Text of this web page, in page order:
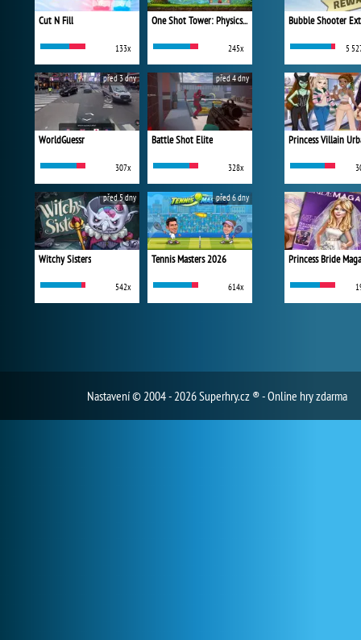
Cut N Fill
133x
One Shot Tower: Physics Destroyer
245x
WorldGuessr
307x
před 3 dny
Battle Shot Elite
328x
před 4 dny
Witchy Sisters
542x
před 5 dny
Tennis Masters 2026
614x
před 6 dny
Bubble Shooter
5
Princess Bride
Nastavení© 2004 - 2026 Superhry.cz ® - Online hry zdarma